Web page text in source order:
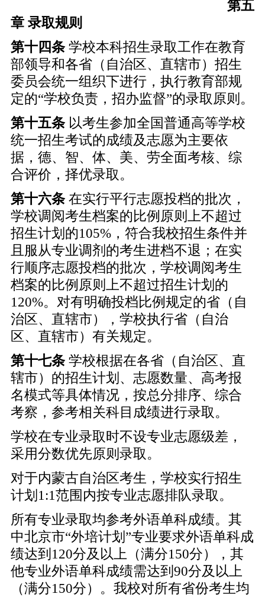
第五
章 录取规则
第十四条学校本科招生录取工作在教育
部领导和各省（自治区、直辖市）招生
委员会统一组织下进行，执行教育部规
定的“学校负责，招办监督”的录取原则。
第十五条以考生参加全国普通高等学校
统一招生考试的成绩及志愿为主要依
据，德、智、体、美、劳全面考核、综
合评价，择优录取。
第十六条在实行平行志愿投档的批次，
学校调阅考生档案的比例原则上不超过
招生计划的105%，符合我校招生条件并
且服从专业调剂的考生进档不退；在实
行顺序志愿投档的批次，学校调阅考生
档案的比例原则上不超过招生计划的
120%。对有明确投档比例规定的省（自
治区、直辖市），学校执行省（自治
区、直辖市）有关规定。
第十七条学校根据在各省（自治区、直
辖市）的招生计划、志愿数量、高考报
名模式等具体情况，按总分排序、综合
考察，参考相关科目成绩进行录取。
学校在专业录取时不设专业志愿级差，
采用分数优先原则录取。
对于内蒙古自治区考生，学校实行招生
计划1:1范围内按专业志愿排队录取。
所有专业录取均参考外语单科成绩。其
中北京市“外培计划”专业要求外语单科成
绩达到120分及以上（满分150分），其
他专业外语单科成绩需达到90分及以上
（满分150分）。我校对所有省份考生均